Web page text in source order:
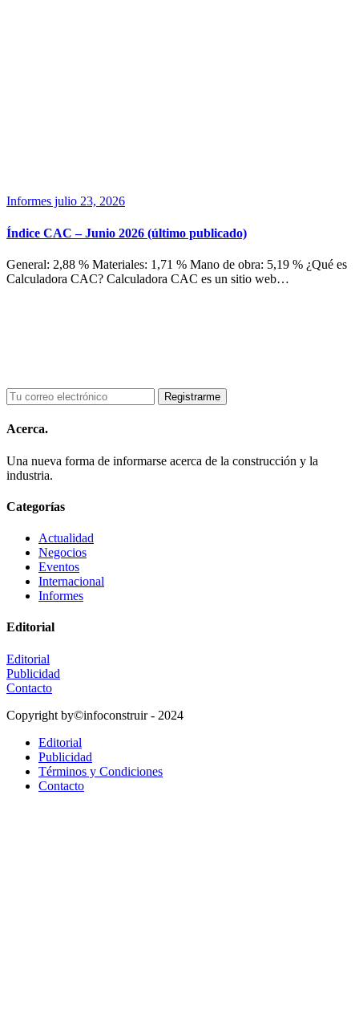
Informes julio 23, 2026
Índice CAC – Junio 2026 (último publicado)
General: 2,88 % Materiales: 1,71 % Mano de obra: 5,19 % ¿Qué es
Calculadora CAC? Calculadora CAC es un sitio web…
Acerca.
Una nueva forma de informarse acerca de la construcción y la
industria.
Categorías
Actualidad
Negocios
Eventos
Internacional
Informes
Editorial
Editorial
Publicidad
Contacto
Copyright by©infoconstruir - 2024
Editorial
Publicidad
Términos y Condiciones
Contacto